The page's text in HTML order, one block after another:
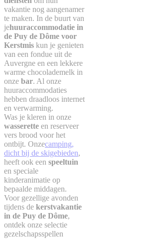
vakantie nog aangenamer
te maken. In de buurt van
jehuuraccommodatie in
de Puy de Dôme voor
Kerstmis kun je genieten
van een fondue uit de
Auvergne en een lekkere
warme chocolademelk in
onze bar. Al onze
huuraccommodaties
hebben draadloos internet
en verwarming.
Was je kleren in onze
wasserette en reserveer
vers brood voor het
ontbijt. Onzecamping,
dicht bij de skigebieden,
heeft ook een speeltuin
en speciale
kinderanimatie op
bepaalde middagen.
Voor gezellige avonden
tijdens de kerstvakantie
in de Puy de Dôme,
ontdek onze selectie
gezelschapsspellen